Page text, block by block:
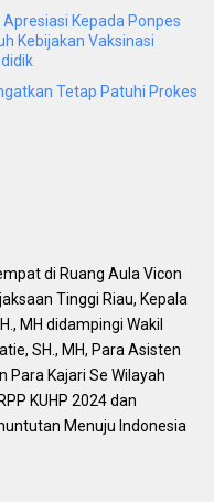
Kepada Ponpes
Kebijakan Vaksinasi
Tetap Patuhi Prokes
di Ruang Aula Vicon
Tinggi Riau, Kepala
MH didampingi Wakil
SH., MH, Para Asisten
Para Kajari Se Wilayah
KUHP 2024 dan
Menuju Indonesia